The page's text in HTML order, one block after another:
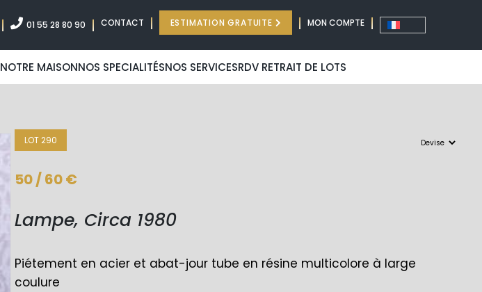
01 55 28 80 90 CONTACT ESTIMATION GRATUITE MON COMPTE
NOTRE MAISONNOS SPECIALITÉSNOS SERVICESRDV RETRAIT DE LOTS
LOT 290
50 / 60 €
Lampe, Circa 1980
Piétement en acier et abat-jour tube en résine multicolore à large
coulure